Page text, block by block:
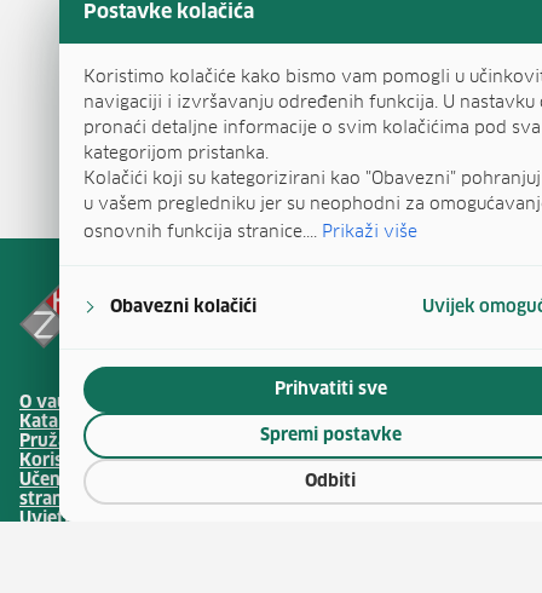
Postavke kolačića
Koristimo kolačiće kako bismo vam pomogli u
navigaciji i izvršavanju određenih funkcija. U nastavku
pronaći detaljne informacije o svim kolačićima pod
kategorijom pristanka.
Kolačići koji su kategorizirani kao "Obavezni"
u vašem pregledniku jer su neophodni za
osnovnih funkcija stranice.... Prikaži više
Obavezni kolačići Uvijek
Odbiti
Spremi postavke
Prihvatiti sve
O vaučerima
Katalog vještina
Pružatelji obrazovanja
Korisnički centar
Učenje hrvatskog kao
stranog jezika
Uvjeti i načini korištenja
Javna nabava
Publikacije HZZ-a
Usluge za posloprimce
Usluge za poslodavce
Ministarstvo rada,